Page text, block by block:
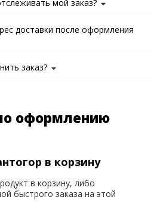
мой заказ?
доставки после оформления
заказ?
оформлению
в корзину
в корзину, либо
быстрого заказа на этой